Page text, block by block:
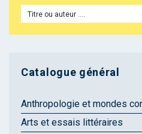
Catalogue général
Anthropologie et mondes
Arts et essais littéraires